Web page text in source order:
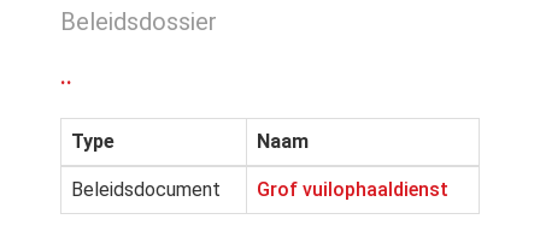
Beleidsdossier
..
Type Naam
Beleidsdocument Grof vuilophaaldienst